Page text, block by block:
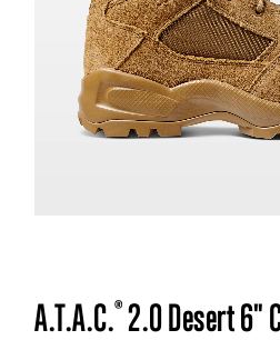
Saltar
al
A.T.A.C.® 2.0 Desert 6"